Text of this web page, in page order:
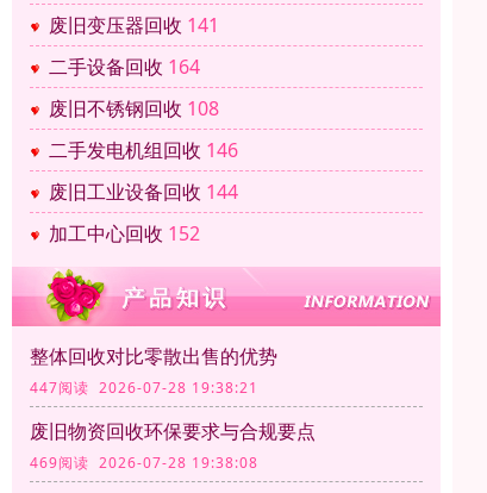
废旧变压器回收 141
二手设备回收 164
废旧不锈钢回收 108
二手发电机组回收 146
废旧工业设备回收 144
加工中心回收 152
整体回收对比零散出售的优势
447阅读 2026-07-28 19:38:21
废旧物资回收环保要求与合规要点
469阅读 2026-07-28 19:38:08